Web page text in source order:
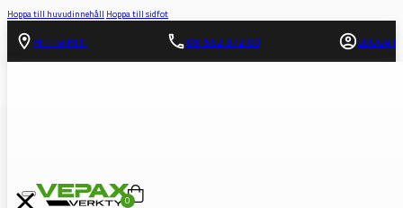
Hoppa till huvudinnehåll Hoppa till sidfot
HITTA HIT! 08-562 372 00 LOGGA IN
0